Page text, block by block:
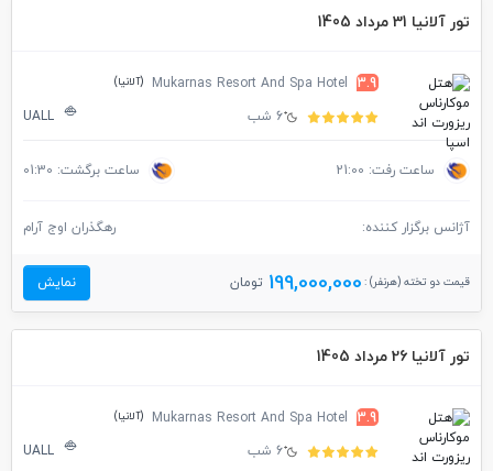
تور آلانیا 31 مرداد 1405
3.9
Mukarnas Resort And Spa Hotel (آلانیا)
6 شب UALL
ساعت رفت: 21:00 ساعت برگشت: 01:30
آژانس برگزار کننده: رهگذران اوج آرام
قیمت دو تخته (هرنفر) : 199,000,000 تومان نمایش
تور آلانیا 26 مرداد 1405
3.9
Mukarnas Resort And Spa Hotel (آلانیا)
6 شب UALL